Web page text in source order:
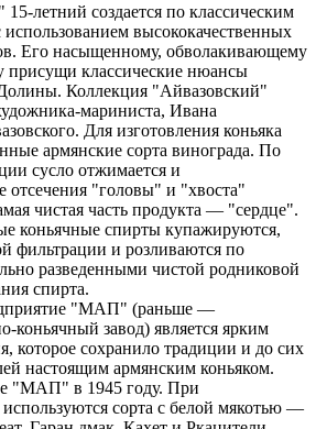
летний создается по классическим
высококачественных
Его насыщенному, обволакивающему
присущи классические нюансы
Коллекция "Айвазовский"
мариниста, Ивана
Для изготовления коньяка
армянские сорта винограда. По
сусло отжимается и
отсечения "головы" и "хвоста"
чистая часть продукта — "сердце".
коньячные спирты купажируются,
фильтрации и розливаются по
разведенными чистой родниковой
спирта.
"МАП" (раньше —
коньячный завод) является ярким
которое сохранило традиции и до сих
настоящим армянским коньяком.
"МАП" в 1945 году. При
используются сорта с белой мякотью —